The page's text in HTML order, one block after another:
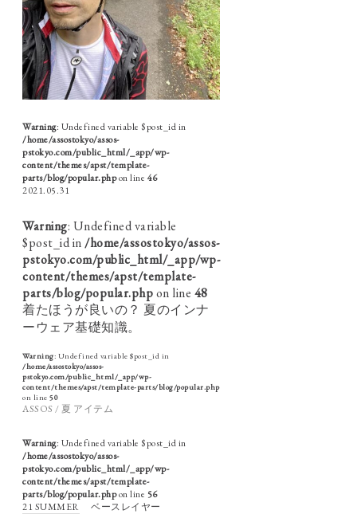
Warning: Undefined variable $post_id in
/home/assostokyo/assos-
pstokyo.com/public_html/_app/wp-
content/themes/apst/template-
parts/blog/popular.phpon line 46
2021.05.31
Warning: Undefined variable
$post_id in/home/assostokyo/assos-
pstokyo.com/public_html/_app/wp-
content/themes/apst/template-
parts/blog/popular.phpon line 48
着たほうが良いの？ 夏のインナ
ーウェア基礎知識。
Warning: Undefined variable $post_id in
/home/assostokyo/assos-
pstokyo.com/public_html/_app/wp-
content/themes/apst/template-parts/blog/popular.php
on line 50
ASSOS / 夏 アイテム
Warning: Undefined variable $post_id in
/home/assostokyo/assos-
pstokyo.com/public_html/_app/wp-
content/themes/apst/template-
parts/blog/popular.phpon line 56
21 SUMMER
ベースレイヤー